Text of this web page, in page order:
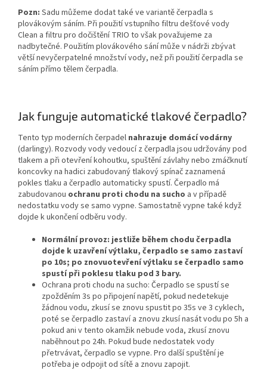
Pozn: Sadu můžeme dodat také ve variantě čerpadla s
plovákovým sáním. Při použití vstupního filtru dešťové vody
Clean a filtru pro dočištění TRIO to však považujeme za
nadbytečné. Použitím plovákového sání může v nádrži zbývat
větší nevyčerpatelné množství vody, než při použití čerpadla se
sáním přímo tělem čerpadla.
Jak funguje automatické tlakové čerpadlo?
Tento typ moderních čerpadel nahrazuje domácí vodárny
(darlingy). Rozvody vody vedoucí z čerpadla jsou udržovány pod
tlakem a při otevření kohoutku, spuštění závlahy nebo zmáčknutí
koncovky na hadici zabudovaný tlakový spínač zaznamená
pokles tlaku a čerpadlo automaticky spustí. Čerpadlo má
zabudovanou ochranu proti chodu na sucho a v případě
nedostatku vody se samo vypne. Samostatně vypne také když
dojde k ukončení odběru vody.
Normální provoz: jestliže během chodu čerpadla
dojde k uzavření výtlaku, čerpadlo se samo zastaví
po 10s; po znovuotevření výtlaku se čerpadlo samo
spustí při poklesu tlaku pod 3 bary.
Ochrana proti chodu na sucho: Čerpadlo se spustí se
zpožděním 3s po připojení napětí, pokud nedetekuje
žádnou vodu, zkusí se znovu spustit po 35s ve 3 cyklech,
poté se čerpadlo zastaví a znovu zkusí nasát vodu po 5h a
pokud ani v tento okamžik nebude voda, zkusí znovu
naběhnout po 24h. Pokud bude nedostatek vody
přetrvávat, čerpadlo se vypne. Pro další spuštění je
potřeba je odpojit od sítě a znovu zapojit.